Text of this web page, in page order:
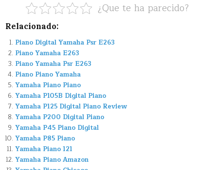
¿Que te ha parecido?
Relacionado:
Piano Digital Yamaha Psr E263
Piano Yamaha E263
Piano Yamaha Psr E263
Piano Piano Yamaha
Yamaha Piano Piano
Yamaha P105B Digital Piano
Yamaha P125 Digital Piano Review
Yamaha P200 Digital Piano
Yamaha P45 Piano Digital
Yamaha P85 Piano
Yamaha Piano 121
Yamaha Piano Amazon